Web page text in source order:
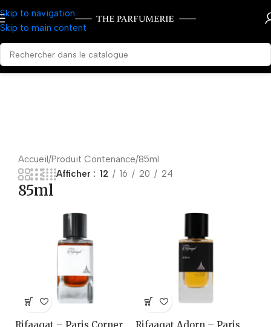
Skip to navigation
Skip to main content
Accueil Produit Contenance 85ml
Afficher
12 16 20 24
85ml